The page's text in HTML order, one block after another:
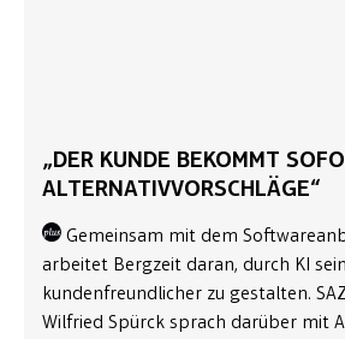
„DER KUNDE BEKOMMT
ALTERNATIVVORSCHLÄGE“
Gemeinsam mit dem
arbeitet Bergzeit daran, durch KI
kundenfreundlicher zu gestalten.
Wilfried Spürck sprach darüber mit